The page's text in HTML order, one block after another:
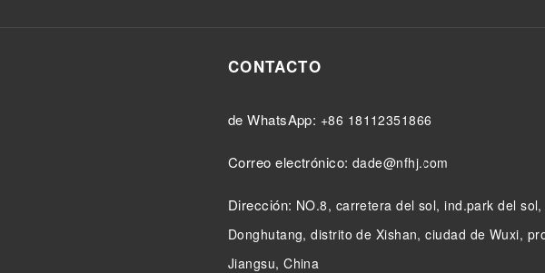
CONTACTO
de WhatsApp: +86 18112351866
Correo electrónico: dade@nfhj.com
Dirección: NO.8, carretera del sol, ind.park del
Donghutang, distrito de Xishan, ciudad de Wuxi,
Jiangsu, China